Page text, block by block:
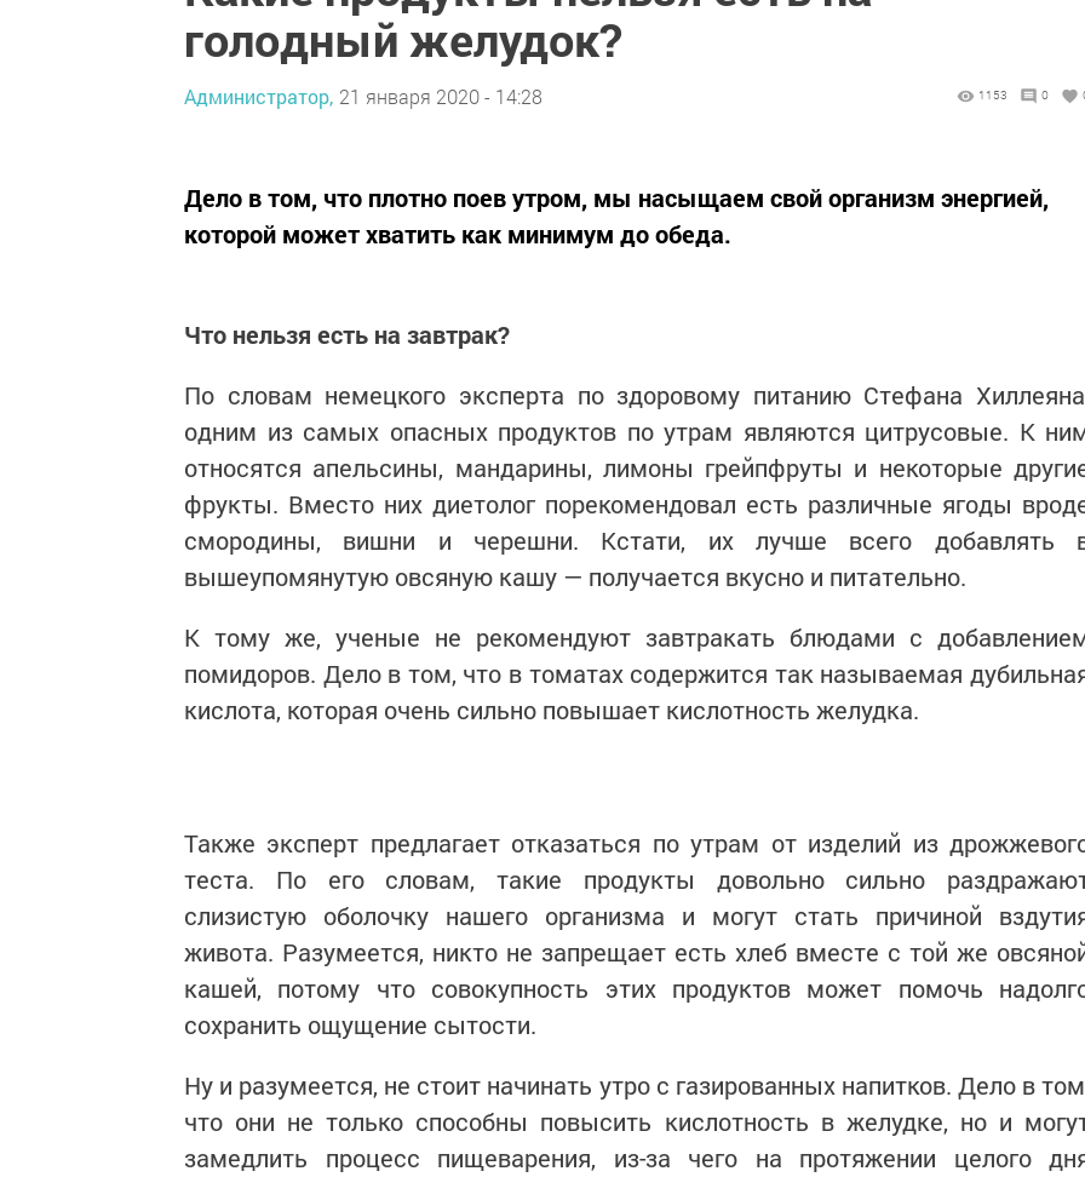
голодный желудок?
Администратор, 21 января 2020 - 14:28 1153 0
Дело в том, что плотно поев утром, мы насыщаем свой организм энергией,
которой может хватить как минимум до обеда.
Что нельзя есть на завтрак?
По словам немецкого эксперта по здоровому питанию Стефана
одним из самых опасных продуктов по утрам являются цитрусовые. К
относятся апельсины, мандарины, лимоны грейпфруты и некоторые
фрукты. Вместо них диетолог порекомендовал есть различные ягоды
смородины, вишни и черешни. Кстати, их лучше всего добавлять
вышеупомянутую овсяную кашу — получается вкусно и питательно.
К тому же, ученые не рекомендуют завтракать блюдами с
помидоров. Дело в том, что в томатах содержится так называемая
кислота, которая очень сильно повышает кислотность желудка.
Также эксперт предлагает отказаться по утрам от изделий из
теста. По его словам, такие продукты довольно сильно
слизистую оболочку нашего организма и могут стать причиной
живота. Разумеется, никто не запрещает есть хлеб вместе с той же
кашей, потому что совокупность этих продуктов может помочь
сохранить ощущение сытости.
Ну и разумеется, не стоит начинать утро с газированных напитков. Дело в
что они не только способны повысить кислотность в желудке, но и
замедлить процесс пищеварения, из-за чего на протяжении целого